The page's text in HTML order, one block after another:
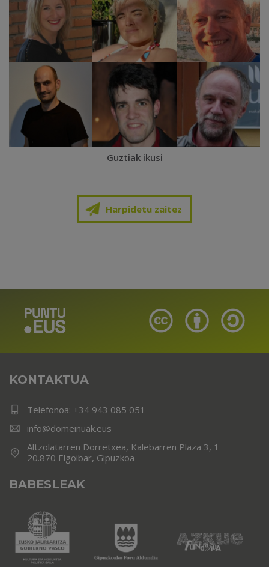
Guztiak ikusi
Harpidetu zaitez
KONTAKTUA
Telefonoa: +34 943 085 051
info@domeinuak.eus
Altzolatarren Dorretxea, Kalebarren Plaza 3, 1
20.870 Elgoibar, Gipuzkoa
BABESLEAK